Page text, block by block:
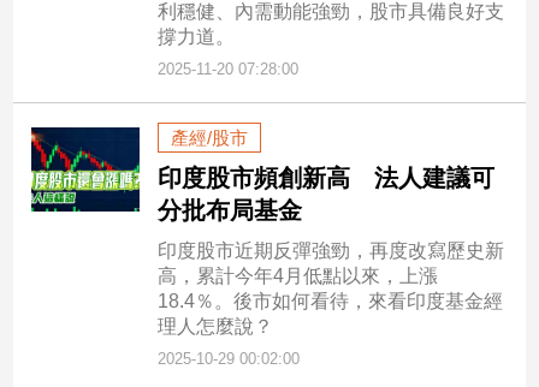
利穩健、內需動能強勁，股市具備良好支
撐力道。
2025-11-20 07:28:00
產經/股市
印度股市頻創新高 法人建議可
分批布局基金
印度股市近期反彈強勁，再度改寫歷史新
高，累計今年4月低點以來，上漲
18.4％。後市如何看待，來看印度基金經
理人怎麼說？
2025-10-29 00:02:00